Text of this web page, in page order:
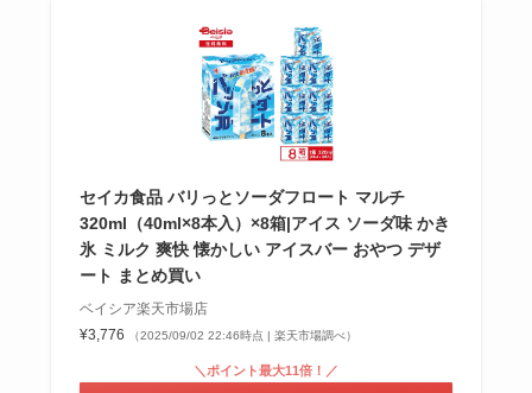
セイカ食品 バリっとソーダフロート マルチ
320ml（40ml×8本入）×8箱|アイス ソーダ味 かき
氷 ミルク 爽快 懐かしい アイスバー おやつ デザ
ート まとめ買い
ベイシア楽天市場店
¥3,776
（2025/09/02 22:46時点 | 楽天市場調べ）
＼ポイント最大11倍！／